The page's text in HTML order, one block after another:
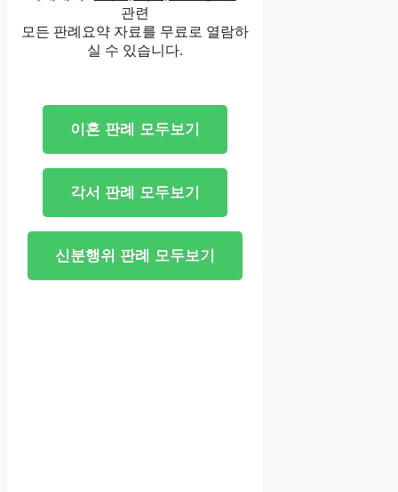
관련
모든 판례요약 자료를 무료로 열람하
실 수 있습니다.
이혼 판례 모두보기
각서 판례 모두보기
신분행위 판례 모두보기